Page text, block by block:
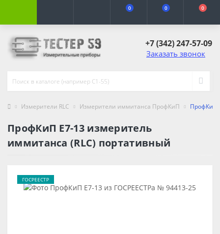
0 0 0
+7 (342) 247-57-09
Заказать звонок
Измерители RLC Измерители иммитанса ПрофКиП ПрофКиП
ПрофКиП Е7-13 измеритель
иммитанса (RLC) портативный
ГОСРЕЕСТР